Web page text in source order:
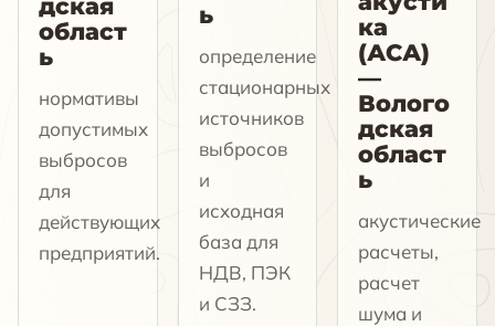
дская
област
ь
нормативы
допустимых
выбросов
для
действующих
предприятий.
ь
определение
стационарных
источников
выбросов
и
исходная
база для
НДВ, ПЭК
и СЗЗ.
ка
(АСА)
—
Волого
дская
област
ь
акустические
расчеты,
расчет
шума и